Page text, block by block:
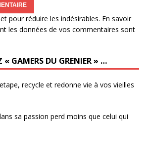
pour réduire les indésirables. En savoir
les données de vos commentaires sont
« GAMERS DU GRENIER » …
recycle et redonne vie à vos vieilles
sa passion perd moins que celui qui